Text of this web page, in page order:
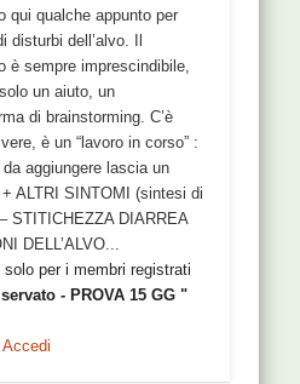
qui qualche appunto per
dell’alvo. Il
è sempre imprescindibile,
un aiuto, un
di brainstorming. C’è
è un “lavoro in corso” :
aggiungere lascia un
ALTRI SINTOMI (sintesi di
STITICHEZZA DIARREA
DELL’ALVO...
per i membri registrati
- PROVA 15 GG "
Accedi